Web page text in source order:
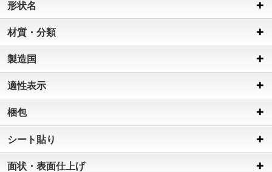
形状名
材質・分類
製造国
適性表示
梱包
シート貼り
面状・表面仕上げ